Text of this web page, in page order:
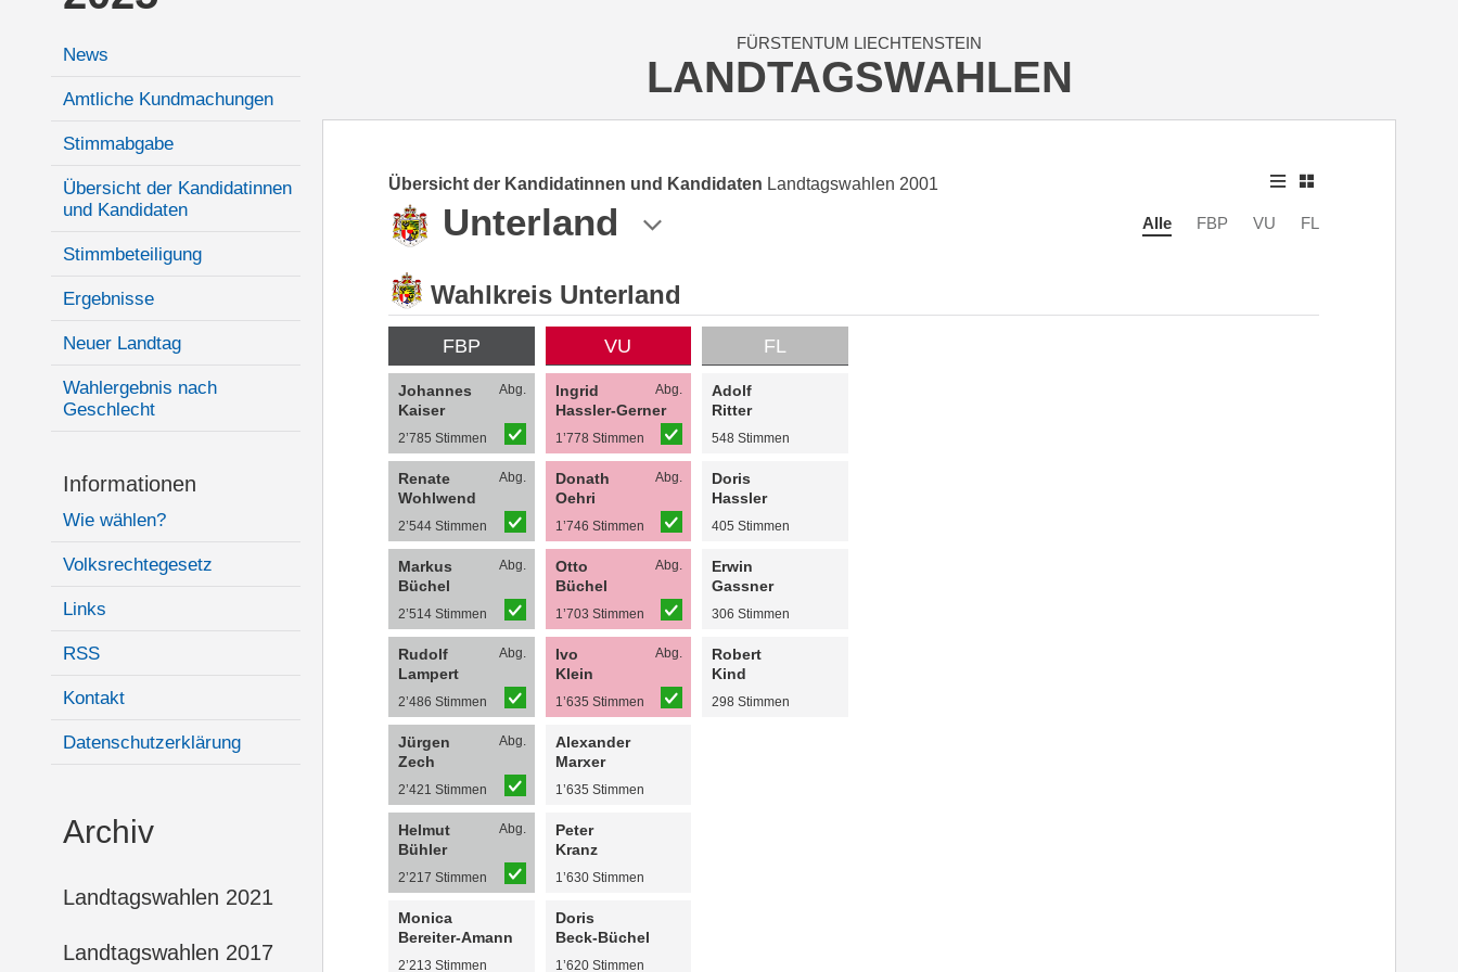
News
Amtliche Kundmachungen
Stimmabgabe
Übersicht der Kandidatinnen
und Kandidaten
Stimmbeteiligung
Ergebnisse
Neuer Landtag
Wahlergebnis nach
Geschlecht
Informationen
Wie wählen?
Volksrechtegesetz
Links
RSS
Kontakt
Datenschutzerklärung
Archiv
Landtagswahlen 2021
Landtagswahlen 2017
FÜRSTENTUM LIECHTENSTEIN
LANDTAGSWAHLEN
Übersicht der Kandidatinnen und Kandidaten Landtagswahlen 2001
Unterland Alle FBP VU FL
Wahlkreis Unterland
FBP
Johannes
Kaiser
Abg.
2’785 Stimmen
Renate
Wohlwend
Abg.
2’544 Stimmen
Markus
Büchel
Abg.
2’514 Stimmen
Rudolf
Lampert
Abg.
2’486 Stimmen
Jürgen
Zech
Abg.
2’421 Stimmen
Helmut
Bühler
Abg.
2’217 Stimmen
Monica
Bereiter-Amann
2’213 Stimmen
VU
Ingrid
Hassler-Gerner
Abg.
1’778 Stimmen
Donath
Oehri
Abg.
1’746 Stimmen
Otto
Büchel
Abg.
1’703 Stimmen
Ivo
Klein
Abg.
1’635 Stimmen
Alexander
Marxer
1’635 Stimmen
Peter
Kranz
1’630 Stimmen
Doris
Beck-Büchel
1’620 Stimmen
FL
Adolf
Ritter
548 Stimmen
Doris
Hassler
405 Stimmen
Erwin
Gassner
306 Stimmen
Robert
Kind
298 Stimmen